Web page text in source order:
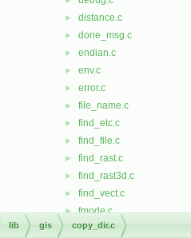
► distance.c
► done_msg.c
► endian.c
► env.c
► error.c
► file_name.c
► find_etc.c
► find_file.c
► find_rast.c
► find_rast3d.c
► find_vect.c
► fmode.c
► G.h
lib gis copy_dir.c